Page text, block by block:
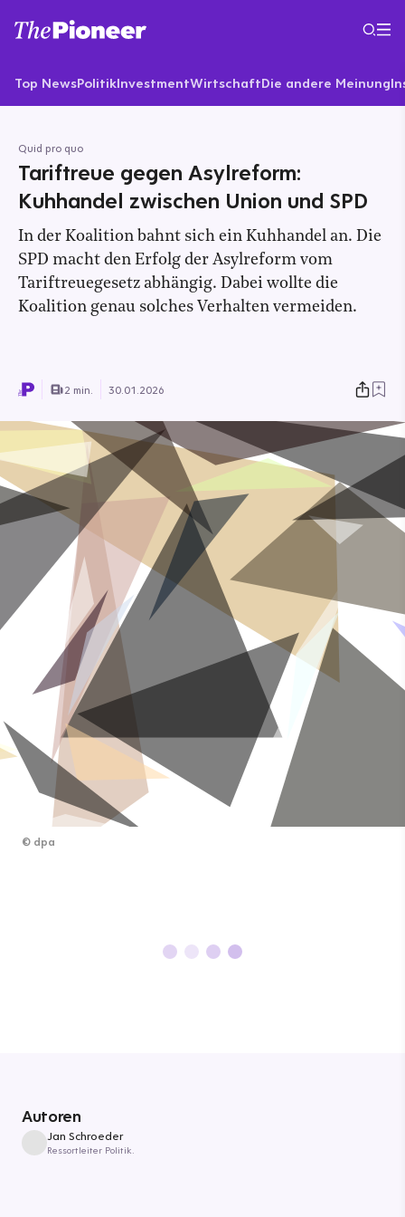
Top NewsPolitikInvestmentWirtschaftDie andere Meinung
Quid pro quo
Tariftreue gegen Asylreform:
Kuhhandel zwischen Union und SPD
In der Koalition bahnt sich ein Kuhhandel an. Die
SPD macht den Erfolg der Asylreform vom
Tariftreuegesetz abhängig. Dabei wollte die
Koalition genau solches Verhalten vermeiden.
2 min. 30.01.2026
© dpa
Autoren
Jan Schroeder
Ressortleiter Politik.